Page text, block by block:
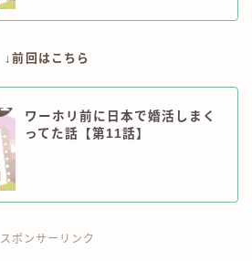
↓前回はこちら
ワーホリ前に日本で婚活しまく
ってた話【第11話】
スポンサーリンク